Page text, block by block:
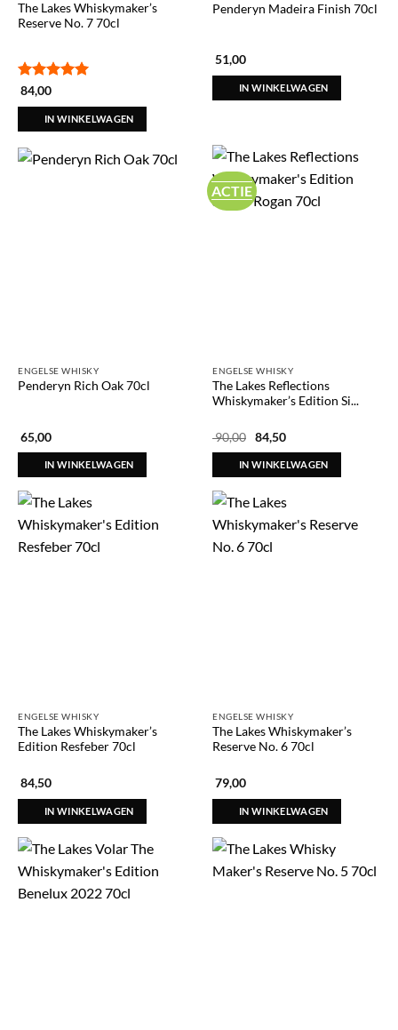
The Lakes Whiskymaker’s
Reserve No. 7 70cl
Gewaardeerd
5uit 5
84,00
IN WINKELWAGEN
Penderyn Madeira Finish 70cl
51,00
IN WINKELWAGEN
ENGELSE WHISKY
Penderyn Rich Oak 70cl
65,00
IN WINKELWAGEN
ACTIE
ENGELSE WHISKY
The Lakes Reflections
Whiskymaker’s Edition Si...
90,00
Oorspronkelijke
prijs
was:
€ 90,00.
84,50Huidige
is:
€ 84,50.
IN WINKELWAGEN
ENGELSE WHISKY
The Lakes Whiskymaker’s
Edition Resfeber 70cl
84,50
IN WINKELWAGEN
ENGELSE WHISKY
The Lakes Whiskymaker’s
Reserve No. 6 70cl
79,00
IN WINKELWAGEN